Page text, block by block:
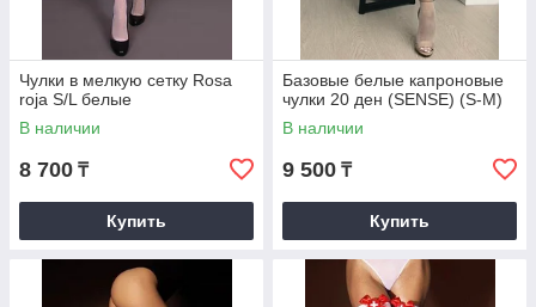
Чулки в мелкую сетку Rosa
roja S/L белые
В наличии
8 700 ₸
Купить
Базовые белые капроновые
чулки 20 ден (SENSE) (S-M)
В наличии
9 500 ₸
Купить